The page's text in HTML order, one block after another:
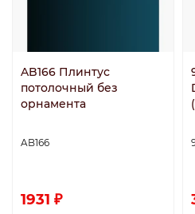
AB166 Плинтус
потолочный без
орнамента
AB166
1931 ₽